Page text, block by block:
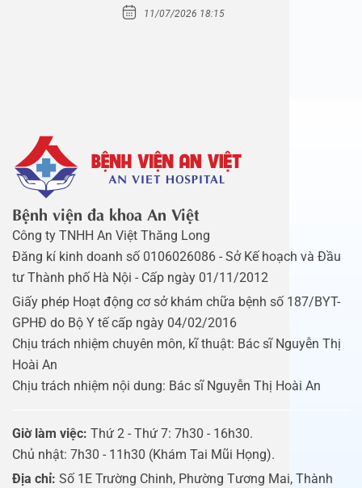
Mầm Xanh…
11/07/2026 18:15
Bệnh viện đa khoa An Việt
Công ty TNHH An Việt Thăng Long
Đăng kí kinh doanh số 0106026086 - Sở Kế hoạch và Đầu
tư Thành phố Hà Nội - Cấp ngày 01/11/2012
Giấy phép Hoạt động cơ sở khám chữa bệnh số 187/BYT-
GPHĐ do Bộ Y tế cấp ngày 04/02/2016
Chịu trách nhiệm chuyên môn, kĩ thuật: Bác sĩ Nguyễn Thị
Hoài An
Chịu trách nhiệm nội dung: Bác sĩ Nguyễn Thị Hoài An
Giờ làm việc: Thứ 2 - Thứ 7: 7h30 - 16h30.
Chủ nhật: 7h30 - 11h30 (Khám Tai Mũi Họng).
Địa chỉ: Số 1E Trường Chinh, Phường Tương Mai, Thành